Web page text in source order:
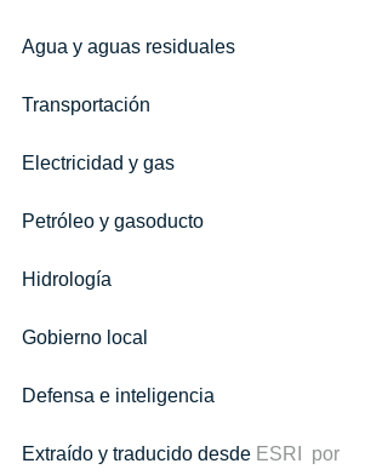
Agua y aguas residuales
Transportación
Electricidad y gas
Petróleo y gasoducto
Hidrología
Gobierno local
Defensa e inteligencia
Extraído y traducido desde ESRI
  por